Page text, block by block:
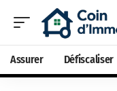
Assurer Défiscaliser